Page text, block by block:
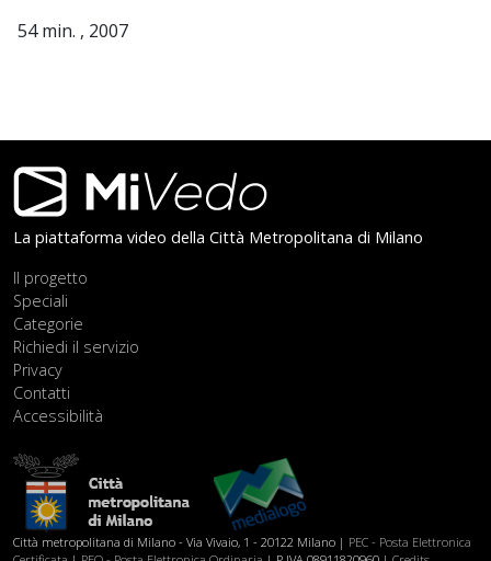
54 min. , 2007
La piattaforma video della Città Metropolitana di Milano
Il progetto
Speciali
Categorie
Richiedi il servizio
Privacy
Contatti
Accessibilità
Città metropolitana di Milano - Via Vivaio, 1 - 20122 Milano | PEC - Posta Elettronica